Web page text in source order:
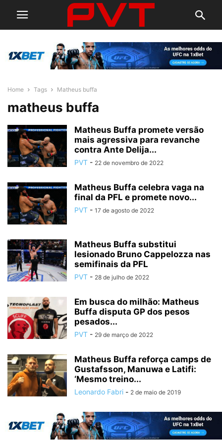
Home Tags Matheus buffa
matheus buffa
Matheus Buffa promete versão
mais agressiva para revanche
contra Ante Delija...
PVT - 22 de novembro de 2022
Matheus Buffa celebra vaga na
final da PFL e promete novo...
PVT - 17 de agosto de 2022
Matheus Buffa substitui
lesionado Bruno Cappelozza nas
semifinais da PFL
PVT - 28 de julho de 2022
Em busca do milhão: Matheus
Buffa disputa GP dos pesos
pesados...
PVT - 29 de março de 2022
Matheus Buffa reforça camps de
Gustafsson, Manuwa e Latifi:
‘Mesmo treino...
Leonardo Fabri - 2 de maio de 2019